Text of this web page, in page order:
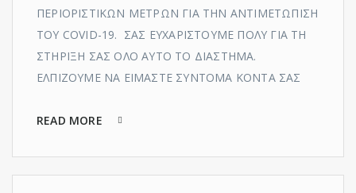
ΠΕΡΙΟΡΙΣΤΙΚΩΝ ΜΕΤΡΩΝ ΓΙΑ ΤΗΝ ΑΝΤΙΜΕΤΩΠΙΣΗ
ΤΟΥ COVID-19. ΣΑΣ ΕΥΧΑΡΙΣΤΟΥΜΕ ΠΟΛΥ ΓΙΑ ΤΗ
ΣΤΗΡΙΞΗ ΣΑΣ ΟΛΟ ΑΥΤΟ ΤΟ ΔΙΑΣΤΗΜΑ.
ΕΛΠΙΖΟΥΜΕ ΝΑ ΕΙΜΑΣΤΕ ΣΥΝΤΟΜΑ ΚΟΝΤΑ ΣΑΣ
READ MORE